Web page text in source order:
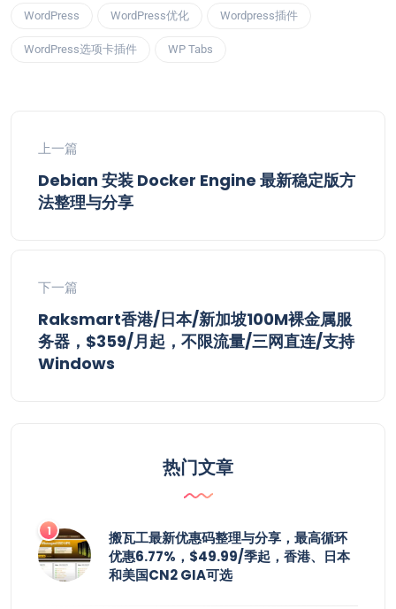
WordPress WordPress优化 Wordpress插件
WordPress选项卡插件 WP Tabs
上一篇
Debian 安装 Docker Engine 最新稳定版方
法整理与分享
下一篇
Raksmart香港/日本/新加坡100M裸金属服
务器，$359/月起，不限流量/三网直连/支持
Windows
热门文章
搬瓦工最新优惠码整理与分享，最高循环
优惠6.77%，$49.99/季起，香港、日本
和美国CN2 GIA可选